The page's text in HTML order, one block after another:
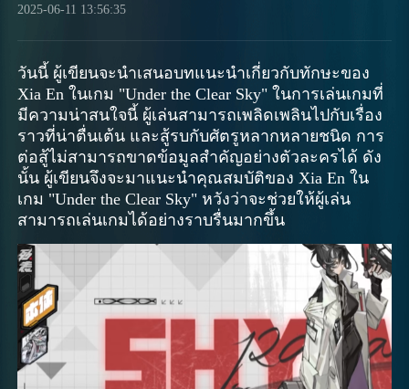
2025-06-11 13:56:35
วันนี้ ผู้เขียนจะนำเสนอบทแนะนำเกี่ยวกับทักษะของ
Xia En ในเกม "Under the Clear Sky" ในการเล่นเกมที่
มีความน่าสนใจนี้ ผู้เล่นสามารถเพลิดเพลินไปกับเรื่อง
ราวที่น่าตื่นเต้น และสู้รบกับศัตรูหลากหลายชนิด การ
ต่อสู้ไม่สามารถขาดข้อมูลสำคัญอย่างตัวละครได้ ดัง
นั้น ผู้เขียนจึงจะมาแนะนำคุณสมบัติของ Xia En ใน
เกม "Under the Clear Sky" หวังว่าจะช่วยให้ผู้เล่น
สามารถเล่นเกมได้อย่างราบรื่นมากขึ้น